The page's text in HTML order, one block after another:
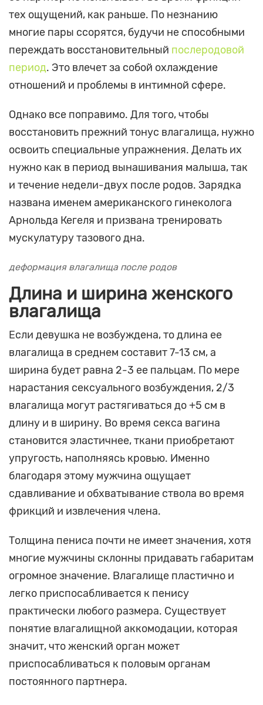
тех ощущений, как раньше. По незнанию
многие пары ссорятся, будучи не способными
переждать восстановительный послеродовой
период. Это влечет за собой охлаждение
отношений и проблемы в интимной сфере.
Однако все поправимо. Для того, чтобы
восстановить прежний тонус влагалища, нужно
освоить специальные упражнения. Делать их
нужно как в период вынашивания малыша, так
и течение недели-двух после родов. Зарядка
названа именем американского гинеколога
Арнольда Кегеля и призвана тренировать
мускулатуру тазового дна.
деформация влагалища после родов
Длина и ширина женского
влагалища
Если девушка не возбуждена, то длина ее
влагалища в среднем составит 7-13 см, а
ширина будет равна 2-3 ее пальцам. По мере
нарастания сексуального возбуждения, 2/3
влагалища могут растягиваться до +5 см в
длину и в ширину. Во время секса вагина
становится эластичнее, ткани приобретают
упругость, наполняясь кровью. Именно
благодаря этому мужчина ощущает
сдавливание и обхватывание ствола во время
фрикций и извлечения члена.
Толщина пениса почти не имеет значения, хотя
многие мужчины склонны придавать габаритам
огромное значение. Влагалище пластично и
легко приспосабливается к пенису
практически любого размера. Существует
понятие влагалищной аккомодации, которая
значит, что женский орган может
приспосабливаться к половым органам
постоянного партнера.